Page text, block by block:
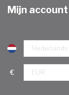
Mijn account
€